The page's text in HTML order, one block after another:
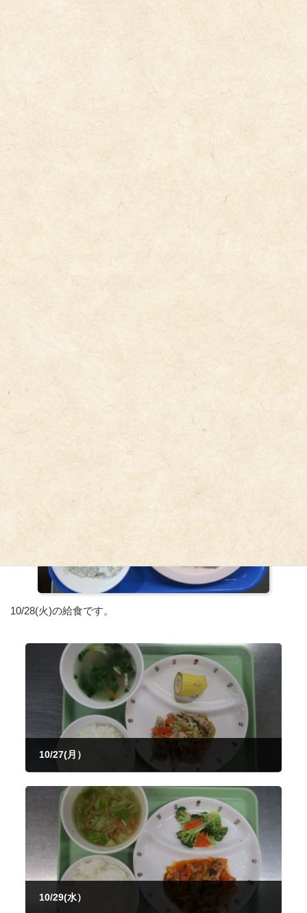
キ
ッ
プ
に
移
動
今日の給食
2025年10月28日
10/28(火)
10/28(火)の給食です。
10/27(月）
10/29(水）